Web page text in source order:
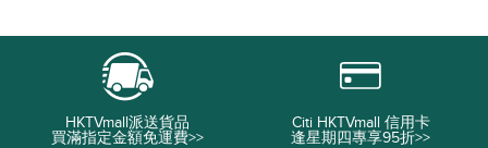
HKTVmall派送貨品
買滿指定金額免運費>>
Citi HKTVmall 信用卡
逢星期四專享95折>>